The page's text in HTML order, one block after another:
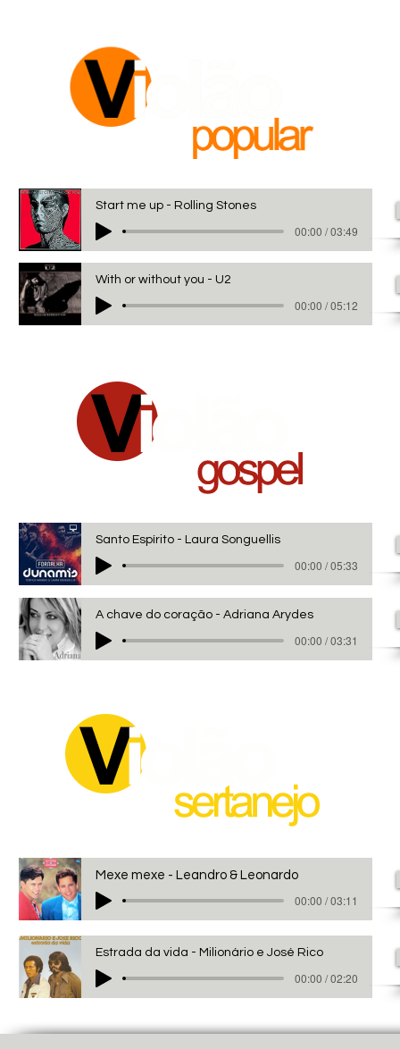
Start me up - Rolling Stones
00:00 / 03:49
With or without you - U2
00:00 / 05:12
Santo Espírito - Laura Songuellis
00:00 / 05:33
A chave do coração - Adriana Arydes
00:00 / 03:31
Mexe mexe - Leandro & Leonardo
00:00 / 03:11
Estrada da vida - Milionário e José Rico
00:00 / 02:20